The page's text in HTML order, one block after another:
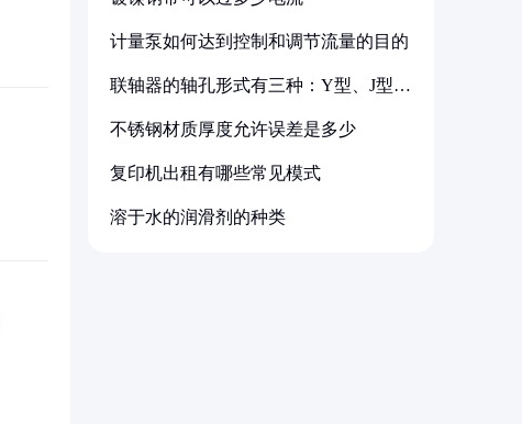
计量泵如何达到控制和调节流量的目的
联轴器的轴孔形式有三种：Y型、J型、
不锈钢材质厚度允许误差是多少
复印机出租有哪些常见模式
溶于水的润滑剂的种类